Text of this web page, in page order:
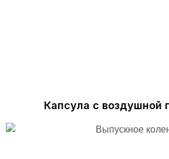
Капсула с воздушной